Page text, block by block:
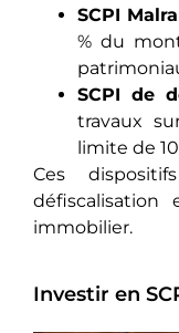
SCPI
% du
SCPI de
travaux
limite de
Ces
immobilier.
Investir en